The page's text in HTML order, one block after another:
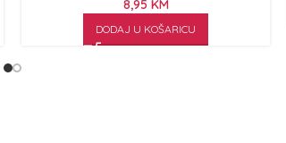
8,95 KM
DODAJ U KOŠARICU